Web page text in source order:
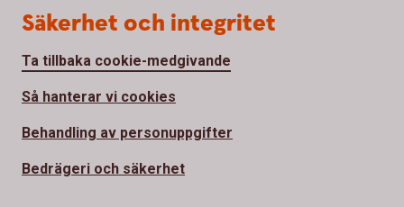
Säkerhet och integritet
Ta tillbaka cookie-medgivande
Så hanterar vi cookies
Behandling av personuppgifter
Bedrägeri och säkerhet